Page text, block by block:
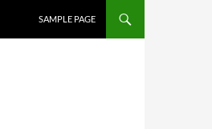
SAMPLE PAGE